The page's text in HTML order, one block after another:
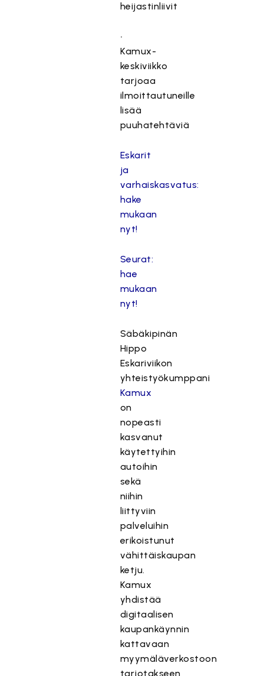
heijastinliivit
•⁠
⁠Kamux-
keskiviikko
tarjoaa
ilmoittautuneille
lisää
puuhatehtäviä
Eskarit
ja
varhaiskasvatus:
hake
mukaan
nyt!
Seurat:
hae
mukaan
nyt!
Säbäkipinän
Hippo
Eskariviikon
yhteistyökumppani
Kamux
on
nopeasti
kasvanut
käytettyihin
autoihin
sekä
niihin
liittyviin
palveluihin
erikoistunut
vähittäiskaupan
ketju.
Kamux
yhdistää
digitaalisen
kaupankäynnin
kattavaan
myymäläverkostoon
tarjotakseen